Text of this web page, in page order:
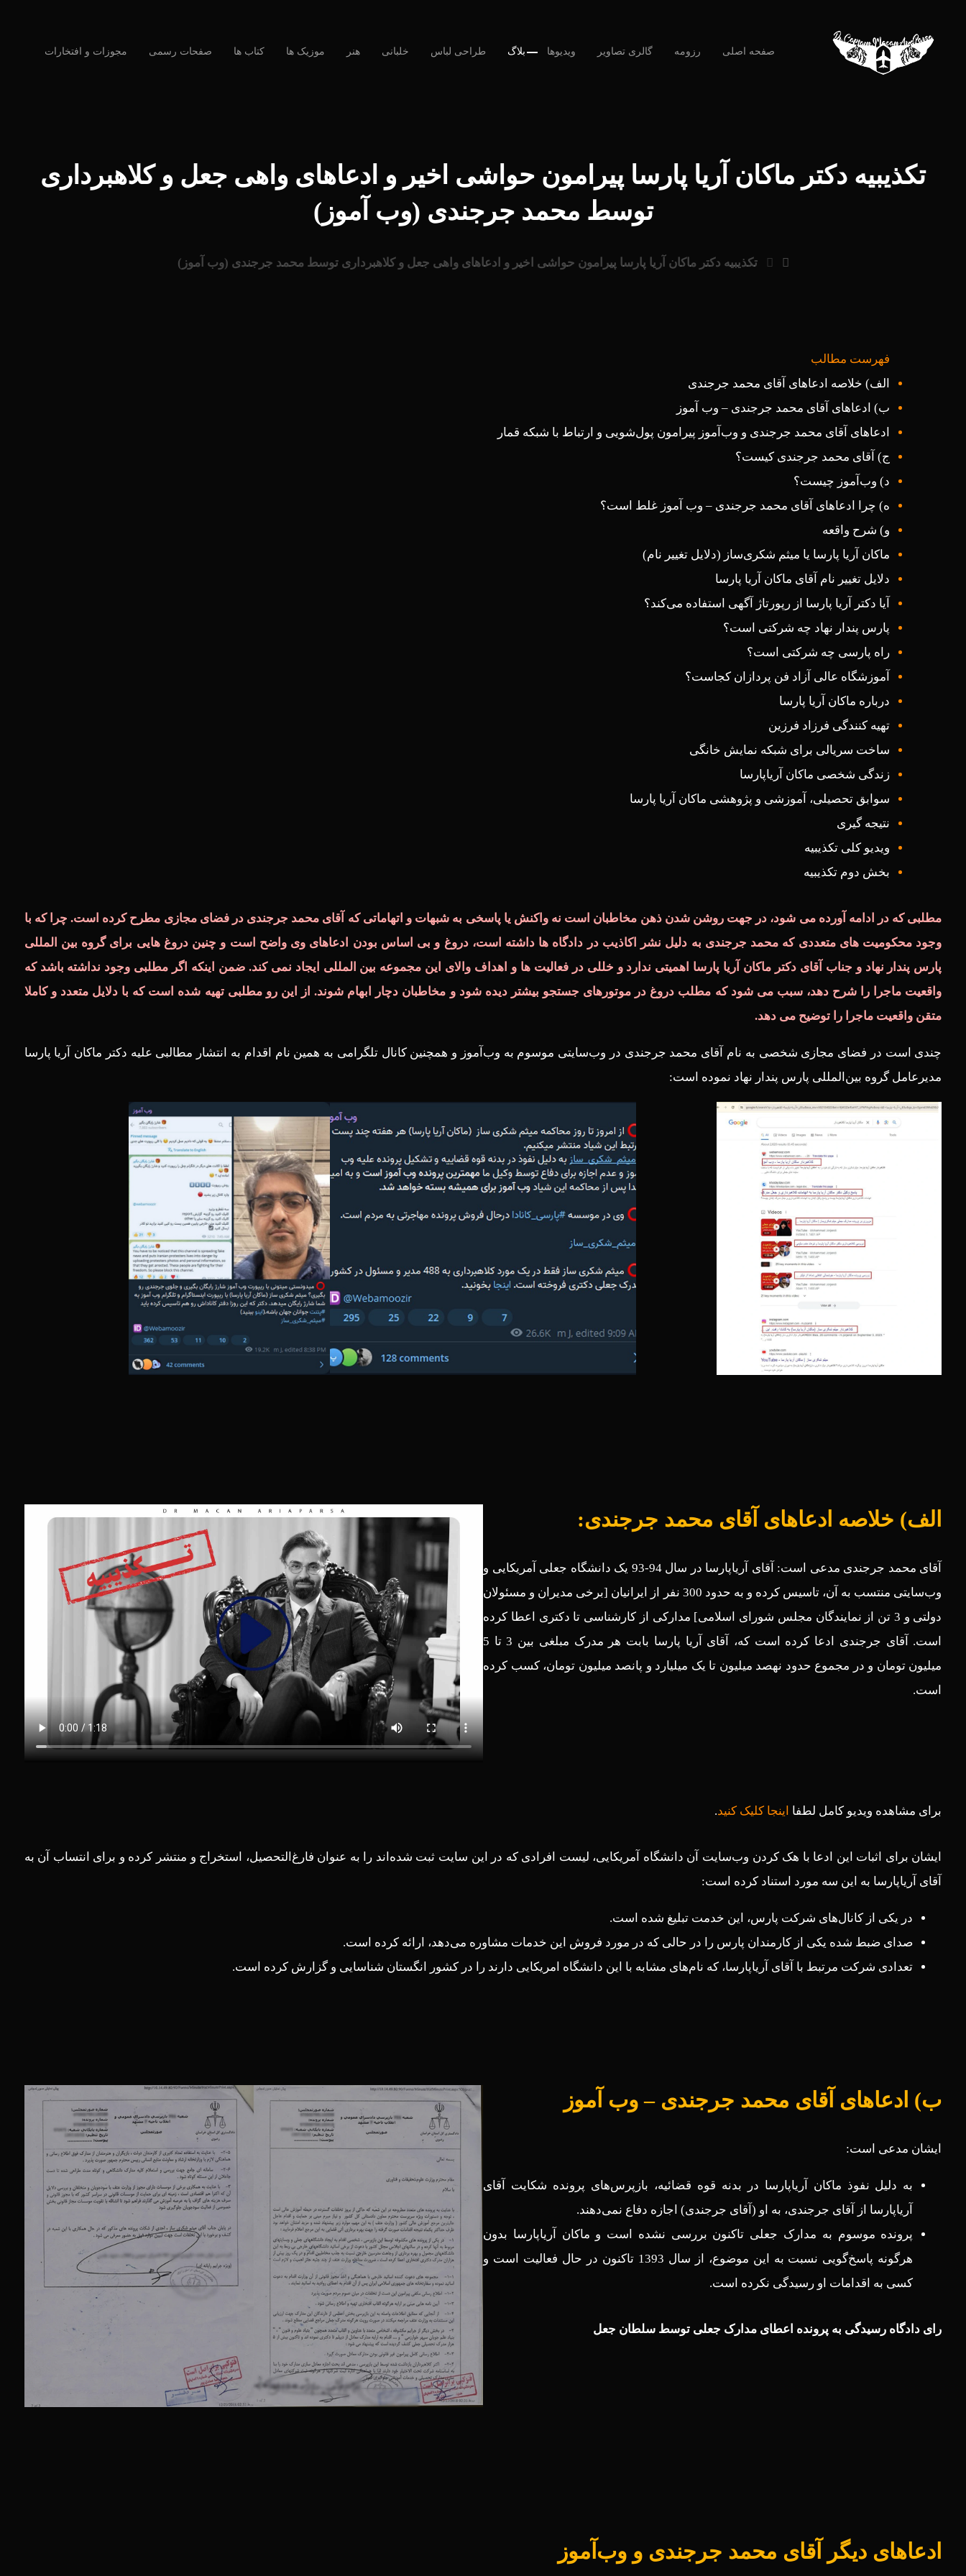
صفحه اصلی رزومه گالری تصاویر ویدیوها بلاگ طراحی لباس خلبانی هنر موزیک ها کتاب ها صفحات رسمی مجوزات و افتخارات
تکذیبیه دکتر ماکان آریا پارسا پیرامون حواشی اخیر و ادعاهای واهی جعل و کلاهبرداری
توسط محمد جرجندی (وب آموز)
تکذیبیه دکتر ماکان آریا پارسا پیرامون حواشی اخیر و ادعاهای واهی جعل و کلاهبرداری توسط محمد جرجندی (وب آموز)
فهرست مطالب
الف) خلاصه ادعاهای آقای محمد جرجندی
ب) ادعاهای آقای محمد جرجندی – وب آموز
ادعاهای آقای محمد جرجندی و وب‌آموز پیرامون پول‌شویی و ارتباط با شبکه قمار
ج) آقای محمد جرجندی کیست؟
د) وب‌آموز چیست؟
ه) چرا ادعاهای آقای محمد جرجندی – وب آموز غلط است؟
و) شرح واقعه
ماکان آریا پارسا یا میثم شکری‌ساز (دلایل تغییر نام)
دلایل تغییر نام آقای ماکان آریا پارسا
آیا دکتر آریا پارسا از رپورتاژ آگهی استفاده می‌کند؟
پارس پندار نهاد چه شرکتی است؟
راه پارسی چه شرکتی است؟
آموزشگاه عالی آزاد فن پردازان کجاست؟
درباره ماکان آریا پارسا
تهیه کنندگی فرزاد فرزین
ساخت سریالی برای شبکه نمایش خانگی
زندگی شخصی ماکان آریاپارسا
سوابق تحصیلی، آموزشی و پژوهشی ماکان آریا پارسا
نتیجه گیری
ویدیو کلی تکذیبیه
بخش دوم تکذیبیه
مطلبی که در ادامه آورده می شود، در جهت روشن شدن ذهن مخاطبان است نه واکنش یا پاسخی به شبهات و اتهاماتی که آقای محمد جرجندی در فضای مجازی مطرح کرده است. چرا که با
وجود محکومیت های متعددی که محمد جرجندی به دلیل نشر اکاذیب در دادگاه ها داشته است، دروغ و بی اساس بودن ادعاهای وی واضح است و چنین دروغ هایی برای گروه بین المللی
پارس پندار نهاد و جناب آقای دکتر ماکان آریا پارسا اهمیتی ندارد و خللی در فعالیت ها و اهداف والای این مجموعه بین المللی ایجاد نمی کند. ضمن اینکه اگر مطلبی وجود نداشته باشد که
واقعیت ماجرا را شرح دهد، سبب می شود که مطلب دروغ در موتورهای جستجو بیشتر دیده شود و مخاطبان دچار ابهام شوند. از این رو مطلبی تهیه شده است که با دلایل متعدد و کاملا
متقن واقعیت ماجرا را توضیح می دهد.
چندی است در فضای مجازی شخصی به نام آقای محمد جرجندی در وب‌سایتی موسوم به وب‌آموز و همچنین کانال تلگرامی به همین نام اقدام به انتشار مطالبی علیه دکتر ماکان آریا پارسا
مدیرعامل گروه بین‌المللی پارس پندار نهاد نموده است:
الف) خلاصه ادعاهای آقای محمد جرجندی:
آقای محمد جرجندی مدعی است: آقای آریاپارسا در سال 94-93 یک دانشگاه جعلی آمریکایی و
وب‌سایتی منتسب به آن، تاسیس کرده و به حدود 300 نفر از ایرانیان [برخی مدیران و مسئولان
دولتی و 3 تن از نمایندگان مجلس شورای اسلامی] مدارکی از کارشناسی تا دکتری اعطا کرده
است. آقای جرجندی ادعا کرده است که، آقای آریا پارسا بابت هر مدرک مبلغی بین 3 تا 5
میلیون تومان و در مجموع حدود نهصد میلیون تا یک میلیارد و پانصد میلیون تومان، کسب کرده
است.
برای مشاهده ویدیو کامل لطفا اینجا کلیک کنید.
ایشان برای اثبات این ادعا با هک کردن وب‌سایت آن دانشگاه آمریکایی، لیست افرادی که در این سایت ثبت شده‌اند را به عنوان فارغ‌التحصیل، استخراج و منتشر کرده و برای انتساب آن به
آقای آریاپارسا به این سه مورد استناد کرده است:
در یکی از کانال‌های شرکت پارس، این خدمت تبلیغ شده است.
صدای ضبط شده یکی از کارمندان پارس را در حالی که در مورد فروش این خدمات مشاوره می‌دهد، ارائه کرده است.
تعدادی شرکت مرتبط با آقای آریاپارسا، که نام‌های مشابه با این دانشگاه امریکایی دارند را در کشور انگستان شناسایی و گزارش کرده است.
ب) ادعاهای آقای محمد جرجندی – وب آموز
ایشان مدعی است:
به دلیل نفوذ ماکان آریاپارسا در بدنه قوه قضائیه، بازپرس‌های پرونده‌ شکایت آقای
آریاپارسا از آقای جرجندی، به او (آقای جرجندی) اجازه دفاع نمی‌دهند.
پرونده موسوم به مدارک جعلی تاکنون بررسی نشده است و ماکان آریاپارسا بدون
هرگونه پاسخ‌گویی نسبت به این موضوع، از سال 1393 تاکنون در حال فعالیت است و
کسی به اقدامات او رسیدگی نکرده است.
رای دادگاه رسیدگی به پرونده اعطای مدارک جعلی توسط سلطان جعل
ادعاهای دیگر آقای محمد جرجندی و وب‌آموز